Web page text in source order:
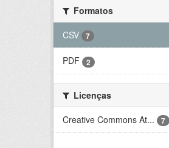
Formatos
CSV
7
PDF 2
Licenças
Creative Commons At...
7